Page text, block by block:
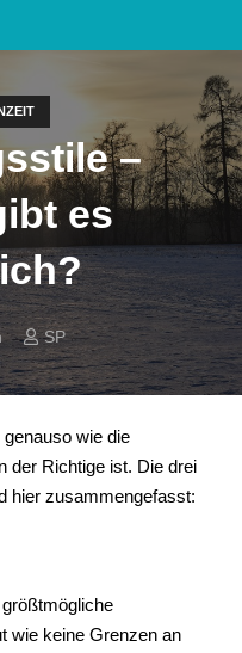
–
es
SP
wie die
der Richtige ist. Die drei
hier zusammengefasst:
wie keine Grenzen an